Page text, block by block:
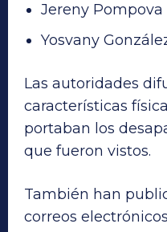
Jereny Pompova
Yosvany
Las autoridades
características
portaban los
que fueron vistos.
También han
correos